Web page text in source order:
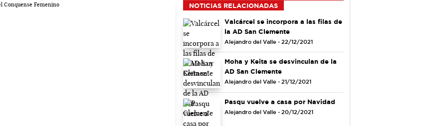
NOTICIAS RELACIONADAS
Valcárcel se incorpora a las filas de
la AD San Clemente
Alejandro del Valle - 22/12/2021
Moha y Keita se desvinculan de la
AD San Clemente
Alejandro del Valle - 21/12/2021
Pasqu vuelve a casa por Navidad
Alejandro del Valle - 20/12/2021